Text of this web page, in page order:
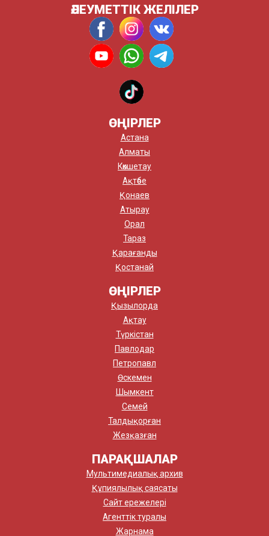
ӘЛЕУМЕТТІК ЖЕЛІЛЕР
ӨҢІРЛЕР
Астана
Алматы
Көкшетау
Ақтөбе
Қонаев
Атырау
Орал
Тараз
Қарағанды
Қостанай
ӨҢІРЛЕР
Қызылорда
Ақтау
Түркістан
Павлодар
Петропавл
Өскемен
Шымкент
Семей
Талдықорған
Жезқазған
ПАРАҚШАЛАР
Мультимедиалық архив
Құпиялылық саясаты
Сайт ережелері
Агенттік туралы
Жарнама